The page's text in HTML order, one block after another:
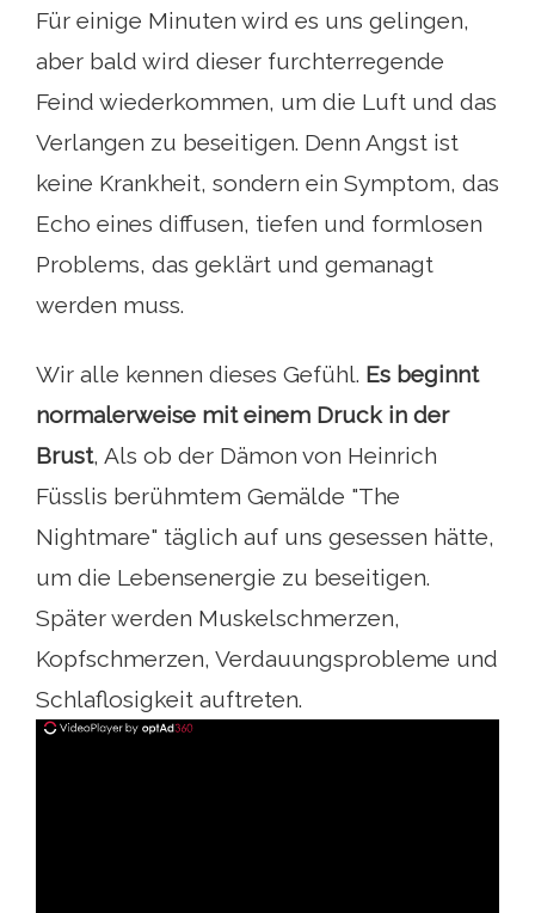
Für einige Minuten wird es uns gelingen,
aber bald wird dieser furchterregende
Feind wiederkommen, um die Luft und das
Verlangen zu beseitigen. Denn Angst ist
keine Krankheit, sondern ein Symptom, das
Echo eines diffusen, tiefen und formlosen
Problems, das geklärt und gemanagt
werden muss.
Wir alle kennen dieses Gefühl. Es beginnt
normalerweise mit einem Druck in der
Brust, Als ob der Dämon von Heinrich
Füsslis berühmtem Gemälde "The
Nightmare" täglich auf uns gesessen hätte,
um die Lebensenergie zu beseitigen.
Später werden Muskelschmerzen,
Kopfschmerzen, Verdauungsprobleme und
Schlaflosigkeit auftreten.